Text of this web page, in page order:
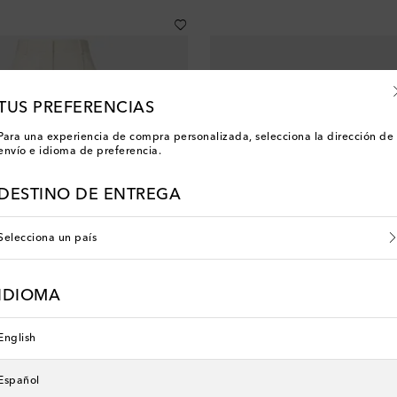
plisados
pricede descuento
PREFERENCIAS
Para una experiencia de compra personalizada, selecciona la dirección de
e idioma de preferencia.
DESTINO DE ENTREGA
un país
IDIOMA
English
Español